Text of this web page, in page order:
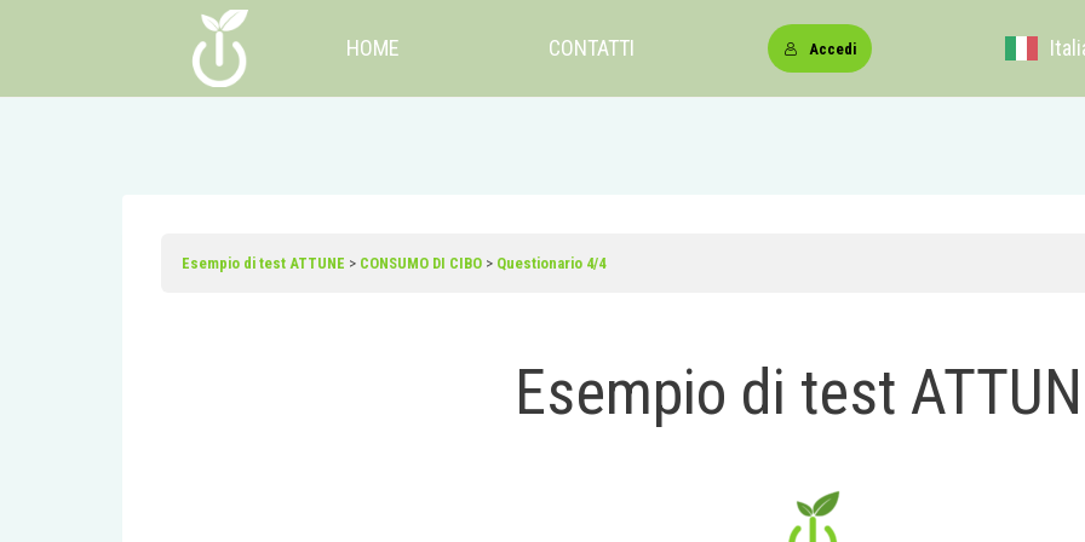
contenuto
HOME CONTATTI Accedi
Esempio di test ATTUNE CONSUMO DI CIBO Questionario 4/4
Esempio di test